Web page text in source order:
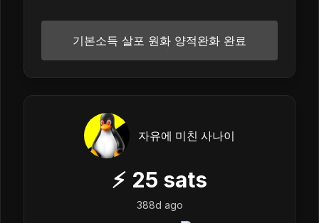
기본소득 살포 원화 양적완화 완료
자유에 미친 사나이
⚡ 25 sats
388d ago